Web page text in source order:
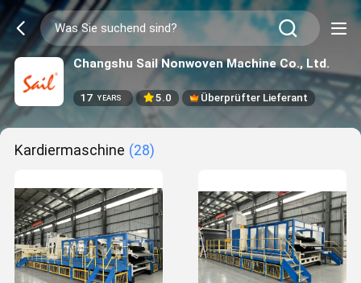
Changshu Sail Nonwoven Machine Co., Ltd.
17 YEARS 5.0 Überprüfter Lieferant
Kardiermaschine (28)